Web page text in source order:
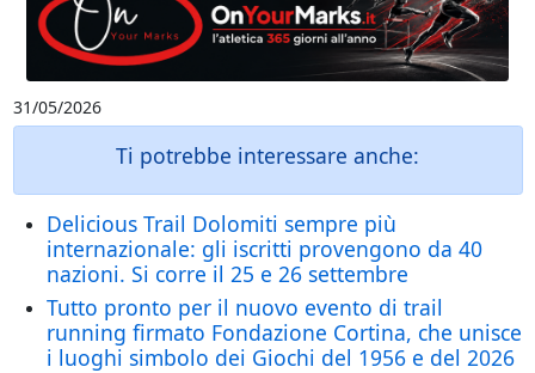
31/05/2026
Ti potrebbe interessare anche:
Delicious Trail Dolomiti sempre più
internazionale: gli iscritti provengono da 40
nazioni. Si corre il 25 e 26 settembre
Tutto pronto per il nuovo evento di trail
running firmato Fondazione Cortina, che unisce
i luoghi simbolo dei Giochi del 1956 e del 2026